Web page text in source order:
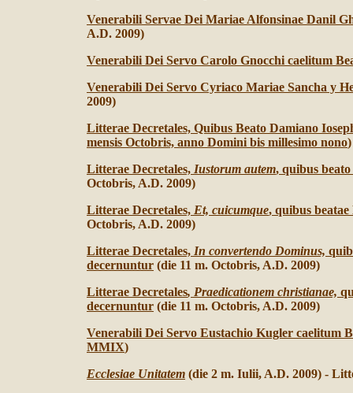
Venerabili Servae Dei Mariae Alfonsinae Danil
A.D. 2009)
Venerabili Dei Servo Carolo Gnocchi caelitum
Venerabili Dei Servo Cyriaco Mariae Sancha y
2009)
Litterae Decretales, Quibus Beato Damiano
mensis Octobris, anno Domini bis millesimo nono)
Litterae Decretales, Iustorum autem, quibus
Octobris, A.D. 2009)
Litterae Decretales, Et, cuicumque, quibus
Octobris, A.D. 2009)
Litterae Decretales, In convertendo Dominus, q
decernuntur (die 11 m. Octobris, A.D. 2009)
Litterae Decretales, Praedicationem christianae,
decernuntur (die 11 m. Octobris, A.D. 2009)
Venerabili Dei Servo Eustachio Kugler caelitum
MMIX)
Ecclesiae Unitatem (die 2 m. Iulii, A.D. 2009) -